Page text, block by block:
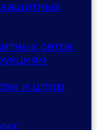
сеток
и штор